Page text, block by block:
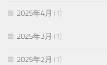
2025年4月 (1)
2025年3月 (1)
2025年2月 (1)